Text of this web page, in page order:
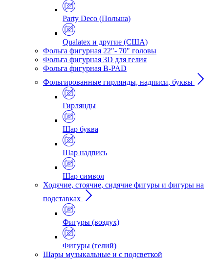
Party Deco (Польша)
Qualatex и другие (США)
Фольга фигурная 22"- 70" головы
Фольга фигурная 3D для гелия
Фольга фигурная B-PAD
Фольгированные гирлянды, надписи, буквы
Гирлянды
Шар буква
Шар надпись
Шар символ
Ходячие, стоячие, сидячие фигуры и фигуры на
подставках
Фигуры (воздух)
Фигуры (гелий)
Шары музыкальные и с подсветкой